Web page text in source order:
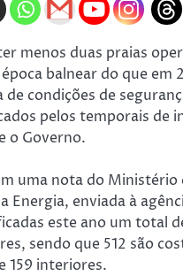
menos duas praias
balnear do que em
condições de
pelos temporais de
o Governo.
uma nota do Ministério
Energia, enviada à
este ano um total
sendo que 512 são
159 interiores.